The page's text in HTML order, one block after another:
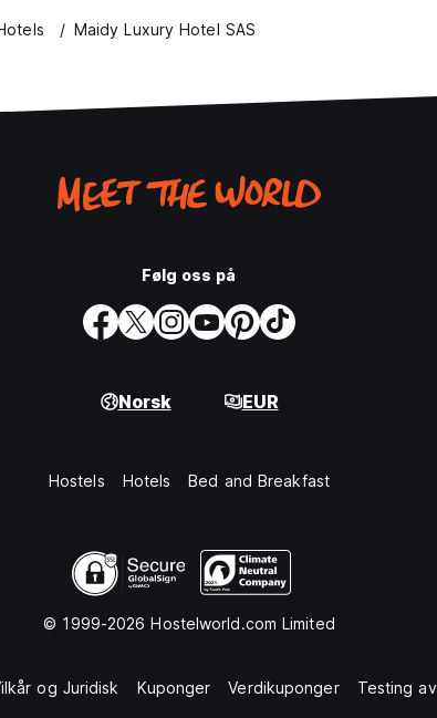
Maidy Luxury Hotel SAS
Følg oss på
Norsk EUR
Hostels Hotels Bed and Breakfast
© 1999-2026 Hostelworld.com Limited
og Juridisk Kuponger Verdikuponger Testing